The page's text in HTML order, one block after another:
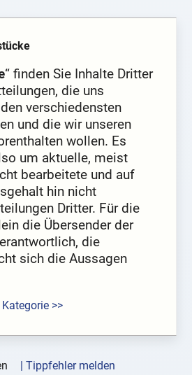
“ finden Sie Inhalte Dritter
die uns
verschiedensten
und die wir unseren
wollen. Es
um aktuelle, meist
bearbeitete und auf
hin nicht
Dritter. Für die
die Übersender der
die
sich die Aussagen
>>
| Tippfehler melden